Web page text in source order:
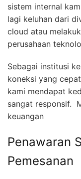
sistem internal
lagi keluhan dari
cloud atau
perusahaan
Sebagai institusi
koneksi yang
kami mendapat
sangat responsif.
keuangan
Penawaran
Pemesanan